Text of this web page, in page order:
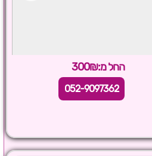
החל מ:300₪
052-9097362